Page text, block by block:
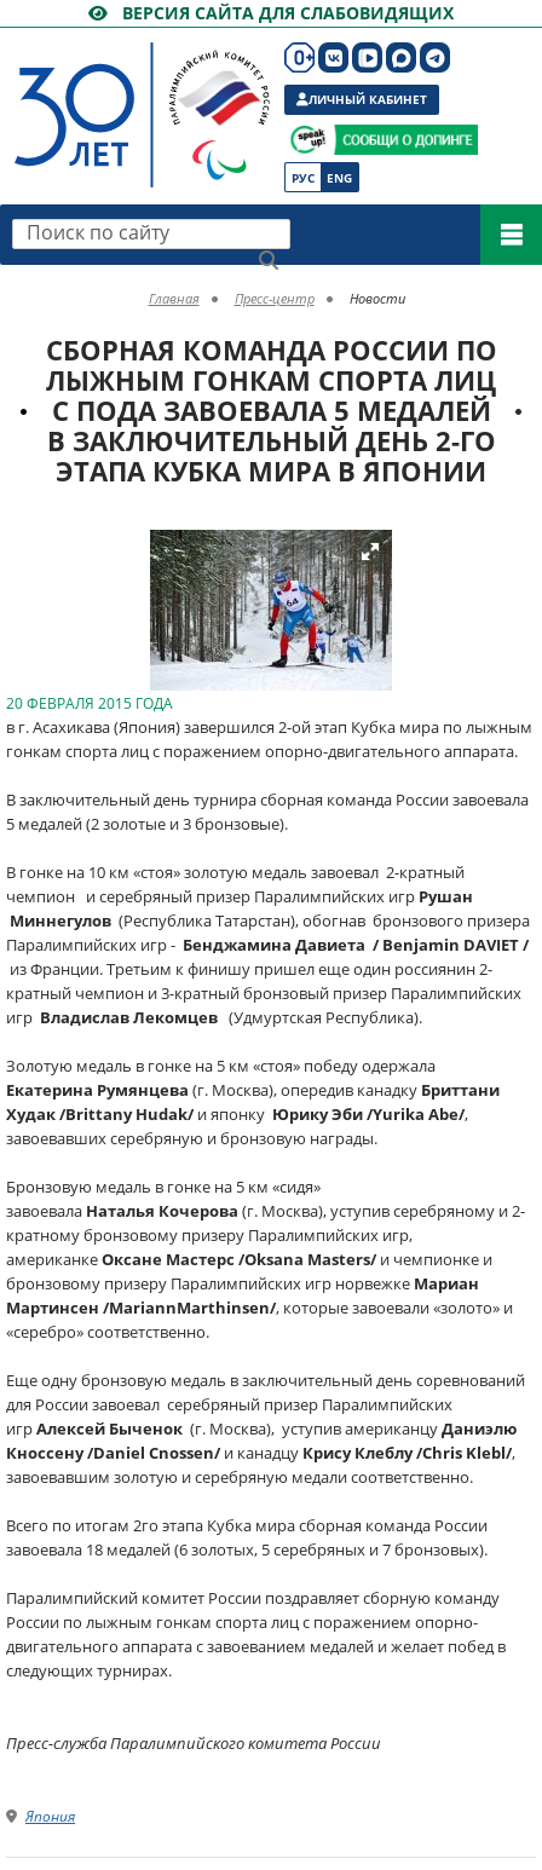
ВЕРСИЯ САЙТА ДЛЯ СЛАБОВИДЯЩИХ
РУС ENG
ЛИЧНЫЙ КАБИНЕТ
Поиск по сайту
Главная Пресс-центр Новости
СБОРНАЯ КОМАНДА РОССИИ ПО
ЛЫЖНЫМ ГОНКАМ СПОРТА ЛИЦ
С ПОДА ЗАВОЕВАЛА 5 МЕДАЛЕЙ
В ЗАКЛЮЧИТЕЛЬНЫЙ ДЕНЬ 2-ГО
ЭТАПА КУБКА МИРА В ЯПОНИИ
20 ФЕВРАЛЯ 2015 ГОДА
в г. Асахикава (Япония) завершился 2-ой этап Кубка мира по лыжным
гонкам спорта лиц с поражением опорно-двигательного аппарата.
В заключительный день турнира сборная команда России завоевала
5 медалей (2 золотые и 3 бронзовые).
В гонке на 10 км «стоя» золотую медаль завоевал 2-кратный
чемпион и серебряный призер Паралимпийских игр Рушан
Миннегулов (Республика Татарстан), обогнав бронзового призера
Паралимпийских игр - Бенджамина Давиета / Benjamin DAVIET /
из Франции. Третьим к финишу пришел еще один россиянин2-
кратный чемпион и 3-кратный бронзовый призер Паралимпийских
игр ВладиславЛекомцев (Удмуртская Республика).
Золотую медаль в гонке на 5 км «стоя» победу одержала
Екатерина Румянцева (г. Москва), опередив канадку Бриттани
Худак /Brittany Hudak/и японку Юрику Эби /Yurika Abe/,
завоевавших серебряную и бронзовую награды.
Бронзовую медаль в гонке на 5 км «сидя»
завоевала Наталья Кочерова (г. Москва), уступив серебряному и 2-
кратному бронзовому призеру Паралимпийских игр,
американкеОксане Мастерс /Oksana Masters/и чемпионке и
бронзовому призеру Паралимпийских игр норвежке Мариан
Мартинсен /MariannMarthinsen/, которые завоевали «золото» и
«серебро» соответственно.
Еще одну бронзовую медаль в заключительный день соревнований
для России завоевал серебряный призер Паралимпийских
игрАлексей Быченок (г. Москва), уступив американцуДаниэлю
Кноссену /Daniel Cnossen/и канадцу Крису Клеблу /Chris Klebl/,
завоевавшим золотую и серебряную медали соответственно.
Всего по итогам 2го этапа Кубка мира сборная команда России
завоевала 18 медалей (6 золотых, 5 серебряных и 7 бронзовых).
Паралимпийский комитет России поздравляет сборную команду
России по лыжным гонкам спорта лиц с поражением опорно-
двигательного аппарата с завоеванием медалей и желает побед в
следующих турнирах.
Пресс-служба Паралимпийского комитета России
Япония